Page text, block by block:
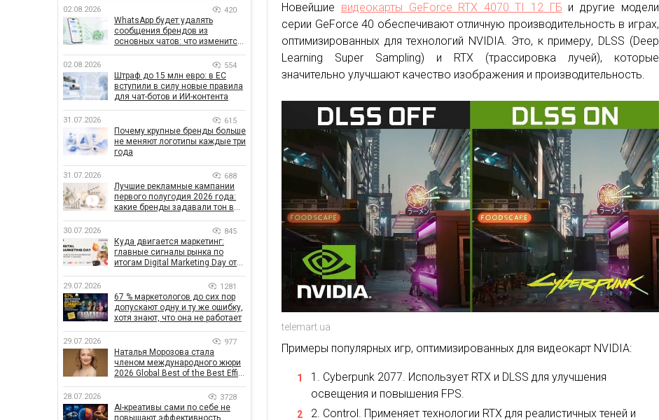
Новейшие видеокарты GeForce RTX 4070 TI 12 ГБ и другие модели
серии GeForce 40 обеспечивают отличную производительность в играх,
оптимизированных для технологий NVIDIA. Это, к примеру, DLSS (Deep
Learning Super Sampling) и RTX (трассировка лучей), которые
значительно улучшают качество изображения и производительность.
telemart.ua
Примеры популярных игр, оптимизированных для видеокарт NVIDIA:
Cyberpunk 2077. Использует RTX и DLSS для улучшения
освещения и повышения FPS.
Control. Применяет технологии RTX для реалистичных теней и
рекордным за последние 5 лет
02.08.2026 420
WhatsApp будет удалять
сообщения брендов из
основных чатов: что изменится
02.08.2026 554
Штраф до 15 млн евро: в ЕС
вступили в силу новые правила
для чат-ботов и ИИ-контента
31.07.2026 615
Почему крупные бренды больше
не меняют логотипы каждые три
года
31.07.2026 688
Лучшие рекламные кампании
первого полугодия 2026 года:
какие бренды задавали тон в
30.07.2026 845
Куда двигается маркетинг:
главные сигналы рынка по
итогам Digital Marketing Day от
29.07.2026 1281
67 % маркетологов до сих пор
допускают одну и ту же ошибку,
хотя знают, что она не работает
29.07.2026 977
Наталья Морозова стала
членом международного жюри
2026 Global Best of the Best Effie
28.07.2026 3728
AI-креативы сами по себе не
повышают эффективность